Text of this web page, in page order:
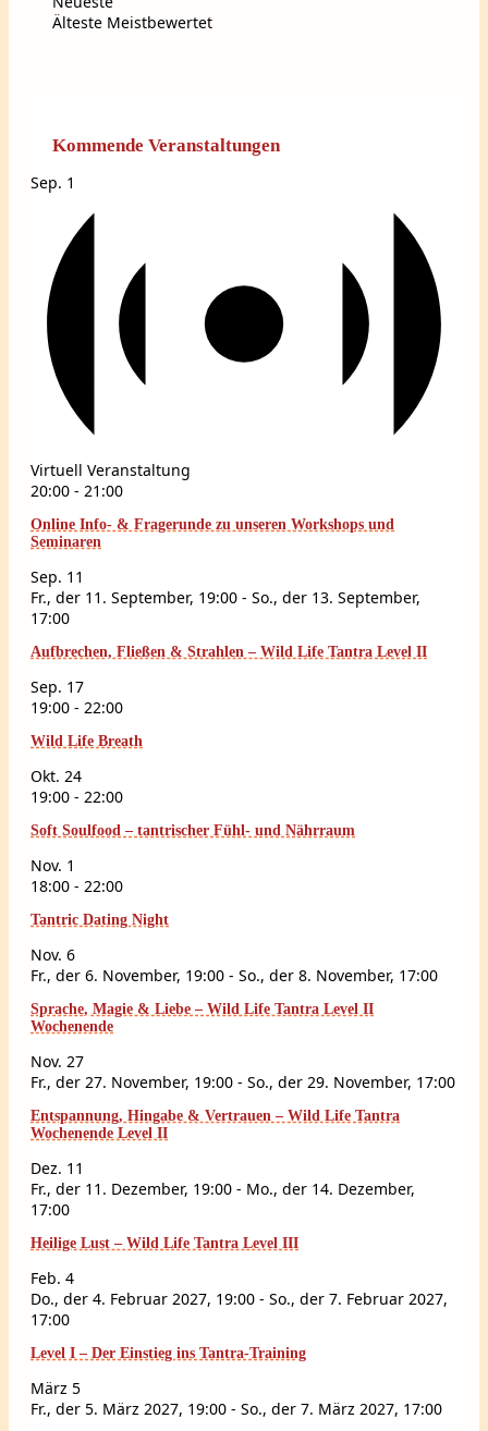
Älteste Meistbewertet
Kommende Veranstaltungen
Sep. 1
Virtuell Veranstaltung
20:00 - 21:00
Online Info- & Fragerunde zu unseren Workshops und
Seminaren
Sep. 11
Fr., der 11. September, 19:00 - So., der 13. September,
17:00
Aufbrechen, Fließen & Strahlen – Wild Life Tantra Level II
Sep. 17
19:00 - 22:00
Wild Life Breath
Okt. 24
19:00 - 22:00
Soft Soulfood – tantrischer Fühl- und Nährraum
Nov. 1
18:00 - 22:00
Tantric Dating Night
Nov. 6
Fr., der 6. November, 19:00 - So., der 8. November, 17:00
Sprache, Magie & Liebe – Wild Life Tantra Level II
Wochenende
Nov. 27
Fr., der 27. November, 19:00 - So., der 29. November, 17:00
Entspannung, Hingabe & Vertrauen – Wild Life Tantra
Wochenende Level II
Dez. 11
Fr., der 11. Dezember, 19:00 - Mo., der 14. Dezember,
17:00
Heilige Lust – Wild Life Tantra Level III
Feb. 4
Do., der 4. Februar 2027, 19:00 - So., der 7. Februar 2027,
17:00
Level I – Der Einstieg ins Tantra-Training
März 5
Fr., der 5. März 2027, 19:00 - So., der 7. März 2027, 17:00